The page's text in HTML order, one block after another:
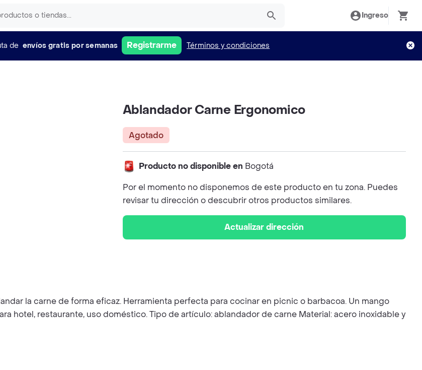
Ingreso
de envíos gratis por semanas Registrarme Términos y condiciones
Ablandador Carne Ergonomico
Agotado
Producto no disponible en Bogotá
Por el momento no disponemos de este producto en tu zona. Puedes
revisar tu dirección o descubrir otros productos similares.
Actualizar dirección
la carne de forma eficaz. Herramienta perfecta para cocinar en picnic o barbacoa. Un mango
hotel, restaurante, uso doméstico. Tipo de artículo: ablandador de carne Material: acero inoxidable y